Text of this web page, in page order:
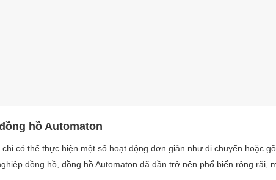
hồ Automaton
chỉ có thể thực hiện một số hoạt động đơn giản như di chuyển hoặc
đồng hồ, đồng hồ Automaton đã dần trở nên phổ biến rộng rãi,